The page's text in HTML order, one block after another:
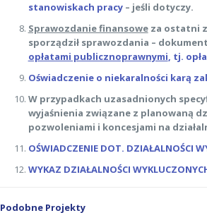
stanowiskach pracy– jeśli dotyczy.
Sprawozdanie finansoweza ostatni
sporządził sprawozdania –
opłatami publicznoprawnymi, tj.
Oświadczenie o niekaralności karą
W przypadkach uzasadnionych
wyjaśnienia związane z planowaną
pozwoleniami i koncesjami na
OŚWIADCZENIE DOT. DZIAŁALNOŚCI
WYKAZ DZIAŁALNOŚCI
Podobne Projekty